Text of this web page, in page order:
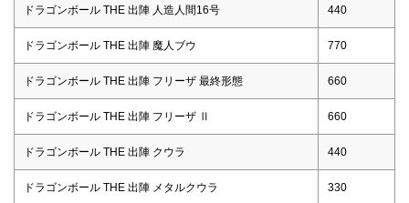
ドラゴンボール THE 出陣 人造人間16号 440
ドラゴンボール THE 出陣 魔人ブウ 770
ドラゴンボール THE 出陣 フリーザ 最終形態 660
ドラゴンボール THE 出陣 フリーザ Ⅱ 660
ドラゴンボール THE 出陣 クウラ 440
ドラゴンボール THE 出陣 メタルクウラ 330